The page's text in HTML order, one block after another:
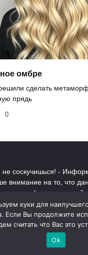
омбре
сделать
прядь
0
соскучишься! -
внимание на то, что
информационный
принадлежат их
куки для
Если Вы продолжите
считать что Вас это
Ok